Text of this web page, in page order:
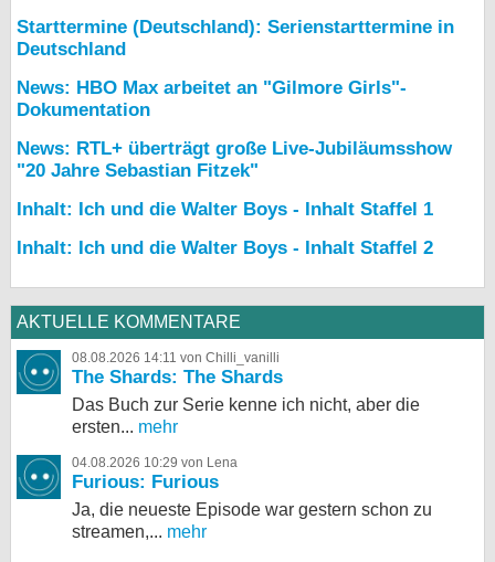
Starttermine (Deutschland): Serienstarttermine in
Deutschland
News: HBO Max arbeitet an "Gilmore Girls"-
Dokumentation
News: RTL+ überträgt große Live-Jubiläumsshow
"20 Jahre Sebastian Fitzek"
Inhalt: Ich und die Walter Boys - Inhalt Staffel 1
Inhalt: Ich und die Walter Boys - Inhalt Staffel 2
AKTUELLE KOMMENTARE
08.08.2026 14:11 von Chilli_vanilli
The Shards: The Shards
Das Buch zur Serie kenne ich nicht, aber die
ersten... mehr
04.08.2026 10:29 von Lena
Furious: Furious
Ja, die neueste Episode war gestern schon zu
streamen,... mehr